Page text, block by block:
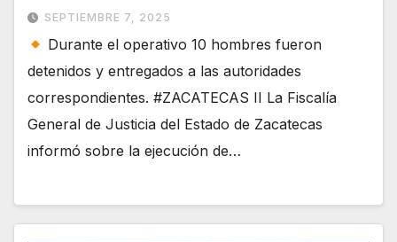
SEPTIEMBRE 7, 2025
Durante el operativo 10 hombres fueron
detenidos y entregados a las autoridades
correspondientes. #ZACATECAS II La Fiscalía
General de Justicia del Estado de Zacatecas
informó sobre la ejecución de…